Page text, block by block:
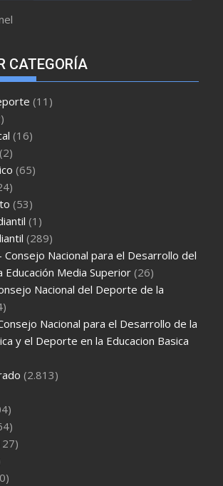
CATEGORÍA
(11)
(16)
(2)
(65)
(53)
(1)
(289)
Consejo Nacional para el Desarrollo del
Educación Media Superior (26)
Nacional del Deporte de la
Nacional para el Desarrollo de la
y el Deporte en la Educacion Basica
(2.813)